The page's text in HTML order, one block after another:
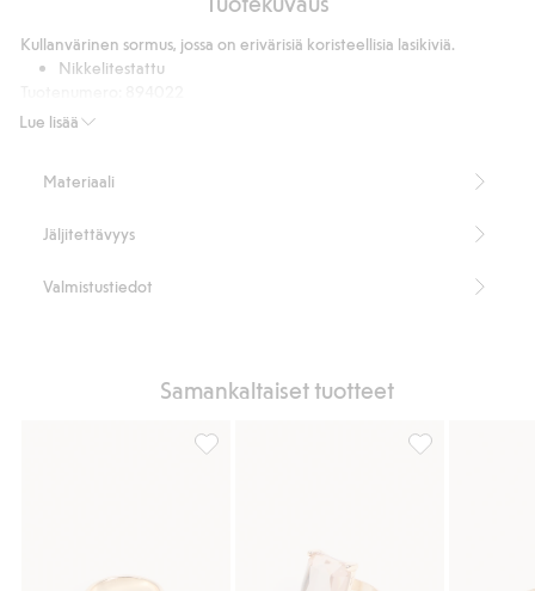
ääneen
Lue lisää
Kullanvärinen sormus, jossa on erivärisiä koristeellisia lasikiviä.
Nikkelitestattu
Kierrätetty metalli
Materiaali
Jäljitettävyys
Valmistustiedot
Samankaltaiset tuotteet